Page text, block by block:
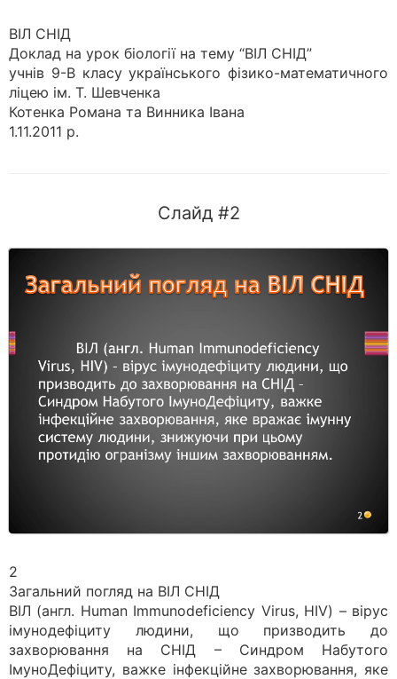
ВІЛ СНІД
Доклад на урок біології на тему “ВІЛ СНІД”
учнів 9-В класу українського фізико-математичного
ліцею ім. Т. Шевченка
Котенка Романа та Винника Івана
1.11.2011 р.
Слайд #2
2
Загальний погляд на ВІЛ СНІД
ВІЛ (англ. Human Immunodeficiency Virus, HIV) – вірус
імунодефіциту людини, що призводить до
захворювання на СНІД – Синдром Набутого
ІмуноДефіциту, важке інфекційне захворювання, яке